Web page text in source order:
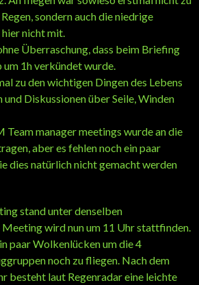
sondern auch die niedrige
nicht mit.
Überraschung, dass beim Briefing
1h verkündet wurde.
zu den wichtigen Dingen des Lebens
Diskussionen über Seile, Winden
Team manager meetings wurde an die
aber es fehlen noch ein paar
dies natürlich nicht gemacht werden
stand unter denselben
wird nun um 11 Uhr stattfinden.
paar Wolkenlücken um die 4
noch zu fliegen. Nach dem
besteht laut Regenradar eine leichte